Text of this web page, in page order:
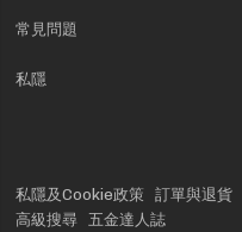
常見問題
私隱
私隱及Cookie政策 訂單與退貨
高級搜尋
五金達人誌